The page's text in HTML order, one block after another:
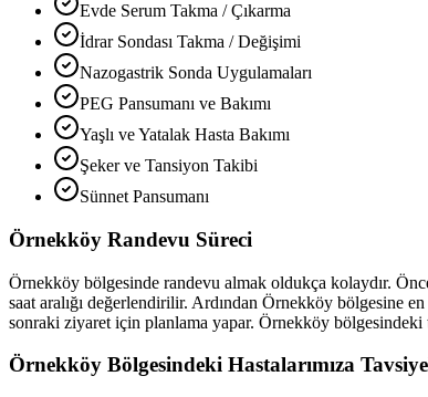
Evde Serum Takma / Çıkarma
İdrar Sondası Takma / Değişimi
Nazogastrik Sonda Uygulamaları
PEG Pansumanı ve Bakımı
Yaşlı ve Yatalak Hasta Bakımı
Şeker ve Tansiyon Takibi
Sünnet Pansumanı
Örnekköy Randevu Süreci
Örnekköy bölgesinde randevu almak oldukça kolaydır.
saat aralığı değerlendirilir. Ardından Örnekköy bölgesine
sonraki ziyaret için planlama yapar. Örnekköy bölgesindeki
Örnekköy Bölgesindeki Hastalarımıza